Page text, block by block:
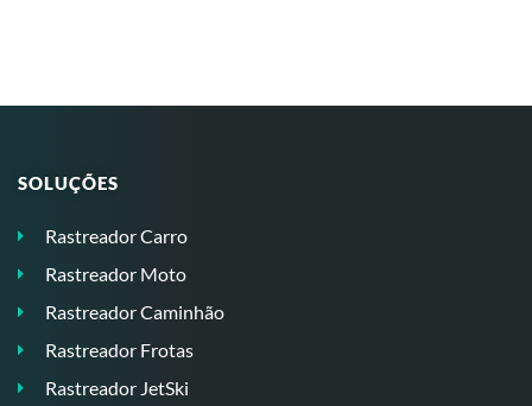
SOLUÇÕES
Rastreador Carro
Rastreador Moto
Rastreador Caminhão
Rastreador Frotas
Rastreador JetSki